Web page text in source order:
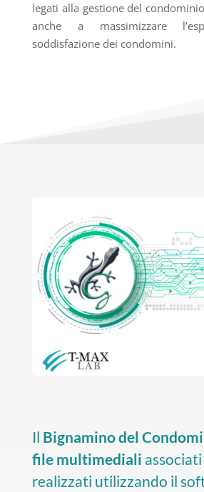
legati alla gestione del
anche a massimizzare
soddisfazione dei condomini.
Il Bignamino del
file multimediali
realizzati utilizzando il